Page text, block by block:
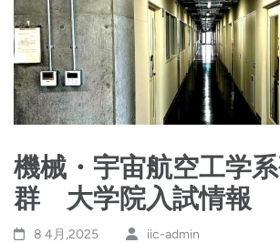
機械・宇宙航空工学
群 大学院入試情報
8 4月,2025 iic-admin